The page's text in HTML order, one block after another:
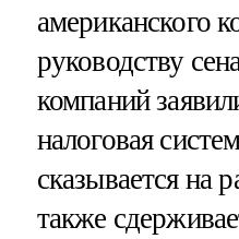
американского
руководству
компаний
налоговая
сказывается
также